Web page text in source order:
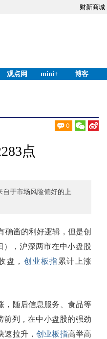
财新商城
观点网 mini+ 博客
0
点
于市场风险偏好的上
确凿的利好逻辑，但是创
，沪深两市在中小盘股
盘， 创业板指 累计上涨
随后信息服务、食品等
前列，在中小盘股的强劲
速拉升，创业板指高举高